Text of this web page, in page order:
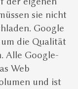
sie nicht
Google
die Qualität
Alle Google-
Web
und ist